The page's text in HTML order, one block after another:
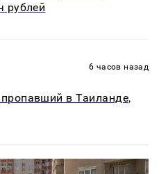
рублей
6 часов назад
в Таиланде,